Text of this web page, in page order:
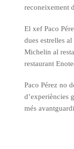
reconeixement
El xef Paco
dues estrelles
Michelin al
restaurant
Paco Pérez no
d’experiències
més